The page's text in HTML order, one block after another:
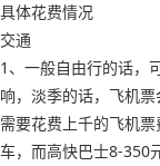
具体花费情况
交通
1、一般自由行的话，
响，淡季的话，飞机
需要花费上千的飞机
车，而高快巴士8-350